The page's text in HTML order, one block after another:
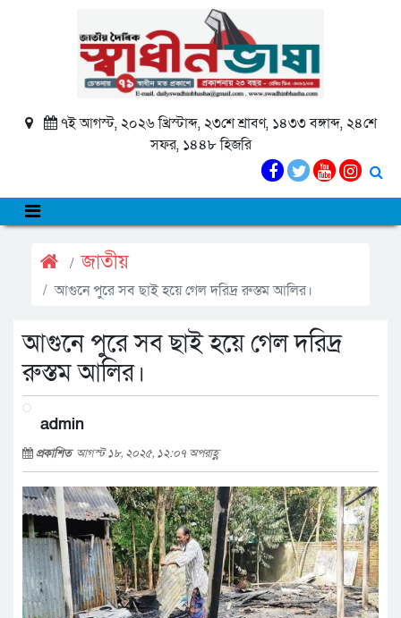
৭ই আগস্ট, ২০২৬ খ্রিস্টাব্দ, ২৩শে শ্রাবণ, ১৪৩৩ বঙ্গাব্দ, ২৪শে
সফর, ১৪৪৮ হিজরি
জাতীয়
আগুনে পুরে সব ছাই হয়ে গেল দরিদ্র রুস্তম আলির।
আগুনে পুরে সব ছাই হয়ে গেল দরিদ্র
রুস্তম আলির।
admin
প্রকাশিত আগস্ট ১৮, ২০২৫, ১২:০৭ অপরাহ্ণ